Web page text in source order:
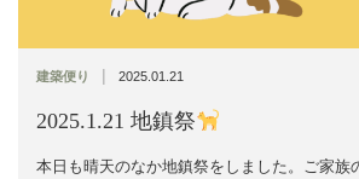
建築便り | 2025.01.21
2025.1.21 地鎮祭
本日も晴天のなか地鎮祭をしました。ご家族